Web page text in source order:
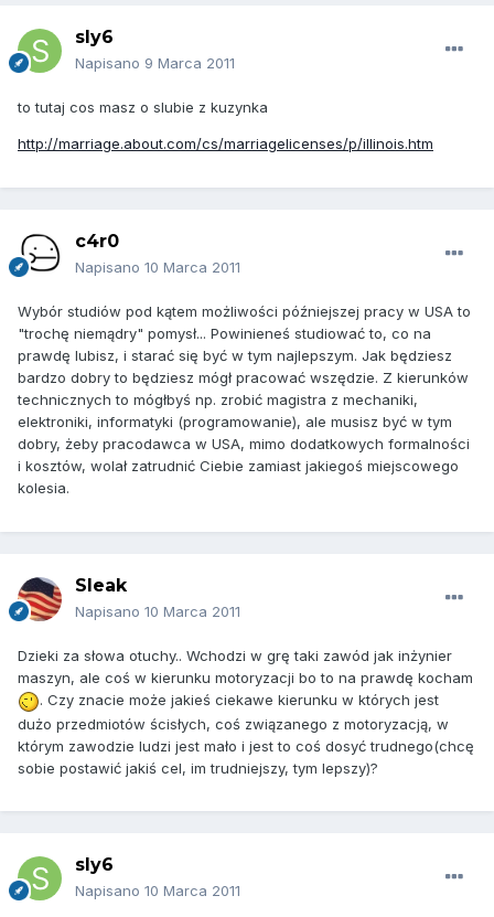
sly6
Napisano 9 Marca 2011
to tutaj cos masz o slubie z kuzynka
http://marriage.about.com/cs/marriagelicenses/p/illinois.htm
c4r0
Napisano 10 Marca 2011
Wybór studiów pod kątem możliwości późniejszej pracy w USA to
"trochę niemądry" pomysł... Powinieneś studiować to, co na
prawdę lubisz, i starać się być w tym najlepszym. Jak będziesz
bardzo dobry to będziesz mógł pracować wszędzie. Z kierunków
technicznych to mógłbyś np. zrobić magistra z mechaniki,
elektroniki, informatyki (programowanie), ale musisz być w tym
dobry, żeby pracodawca w USA, mimo dodatkowych formalności
i kosztów, wolał zatrudnić Ciebie zamiast jakiegoś miejscowego
kolesia.
Sleak
Napisano 10 Marca 2011
Dzieki za słowa otuchy.. Wchodzi w grę taki zawód jak inżynier
maszyn, ale coś w kierunku motoryzacji bo to na prawdę kocham
. Czy znacie może jakieś ciekawe kierunku w których jest
dużo przedmiotów ścisłych, coś związanego z motoryzacją, w
którym zawodzie ludzi jest mało i jest to coś dosyć trudnego(chcę
sobie postawić jakiś cel, im trudniejszy, tym lepszy)?
sly6
Napisano 10 Marca 2011